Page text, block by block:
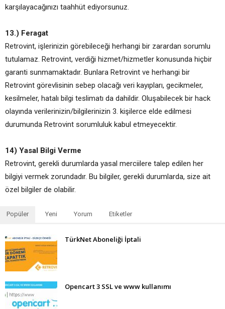
karşılayacağınızı taahhüt ediyorsunuz.
13.) Feragat
Retrovint, işlerinizin görebileceği herhangi bir zarardan sorumlu
tutulamaz. Retrovint, verdiği hizmet/hizmetler konusunda hiçbir
garanti sunmamaktadır. Bunlara Retrovint ve herhangi bir
Retrovint görevlisinin sebep olacağı veri kayıpları, gecikmeler,
kesilmeler, hatalı bilgi teslimatı da dahildir. Oluşabilecek bir hack
olayında verilerinizin/bilgilerinizin 3. kişilerce elde edilmesi
durumunda Retrovint sorumluluk kabul etmeyecektir.
14) Yasal Bilgi Verme
Retrovint, gerekli durumlarda yasal merciilere talep edilen her
bilgiyi vermek zorundadır. Bu bilgiler, gerekli durumlarda, size ait
özel bilgiler de olabilir.
Popüler Yeni Yorum Etiketler
TürkNet Aboneliği İptali
Opencart 3 SSL ve www kullanımı